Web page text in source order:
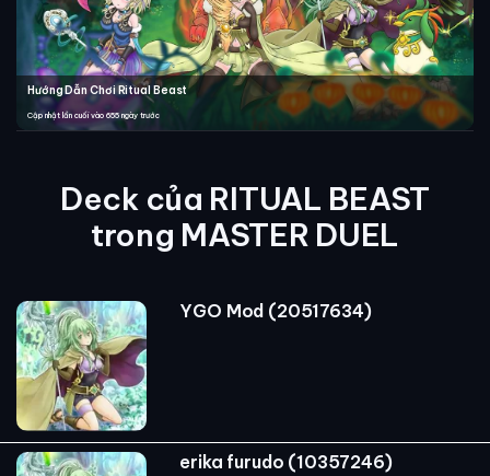
Hướng Dẫn Chơi Ritual Beast
Cập nhật lần cuối vào 655 ngày trước
Deck của RITUAL BEAST
trong MASTER DUEL
YGO Mod (20517634)
erika furudo (10357246)